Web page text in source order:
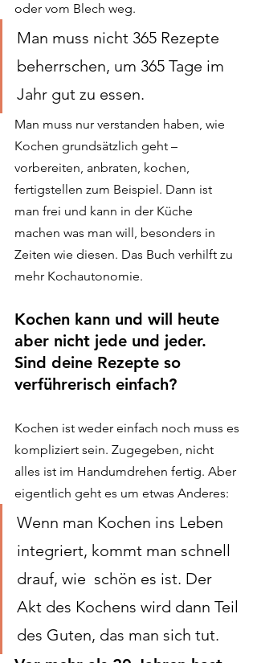
oder vom Blech weg.
Man muss nicht 365 Rezepte
beherrschen, um 365 Tage im
Jahr gut zu essen.
Man muss nur verstanden haben, wie
Kochen grundsätzlich geht –
vorbereiten, anbraten, kochen,
fertigstellen zum Beispiel. Dann ist
man frei und kann in der Küche
machen was man will, besonders in
Zeiten wie diesen. Das Buch verhilft zu
mehr Kochautonomie.
Kochen kann und will heute
aber nicht jede und jeder.
Sind deine Rezepte so
verführerisch einfach?
Kochen ist weder einfach noch muss es
kompliziert sein. Zugegeben, nicht
alles ist im Handumdrehen fertig. Aber
eigentlich geht es um etwas Anderes:
Wenn man Kochen ins Leben
integriert, kommt man schnell
drauf, wie  schön es ist. Der
Akt des Kochens wird dann Teil
des Guten, das man sich tut.